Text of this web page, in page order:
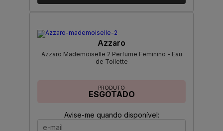
Azzaro
Azzaro Mademoiselle 2 Perfume Feminino - Eau
de Toilette
PRODUTO
ESGOTADO
Avise-me quando disponível: